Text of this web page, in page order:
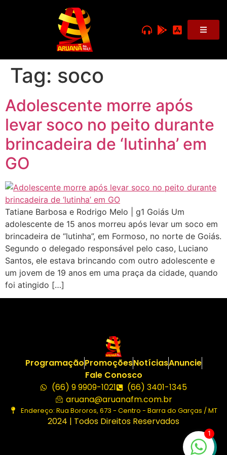
Tag: soco
Adolescente morre após
levar soco no peito durante
brincadeira de ‘lutinha’ em
GO
Tatiane Barbosa e Rodrigo Melo | g1 Goiás Um
adolescente de 15 anos morreu após levar um soco em
brincadeira de “lutinha”, em Formoso, no norte de Goiás.
Segundo o delegado responsável pelo caso, Luciano
Santos, ele estava brincando com outro adolescente e
um jovem de 19 anos em uma praça da cidade, quando
foi atingido […]
ProgramaçãoPromoçõesNotíciasAnuncie
Fale Conosco
(66) 9 9909-1021
(66) 3401-1345
aruana@aruanafm.com.br
Endereço: Rua Bororos, 673 - Centro - Barra do Garças / MT
2024 | Todos Direitos Reservados
1